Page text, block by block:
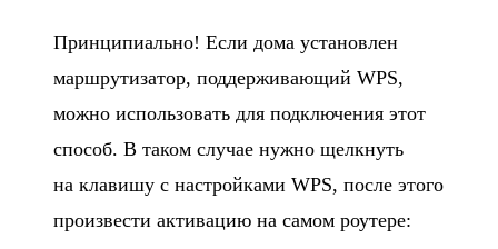
Принципиально! Если дома установлен
маршрутизатор, поддерживающий WPS,
можно использовать для подключения этот
способ. В таком случае нужно щелкнуть
на клавишу с настройками WPS, после этого
произвести активацию на самом роутере: